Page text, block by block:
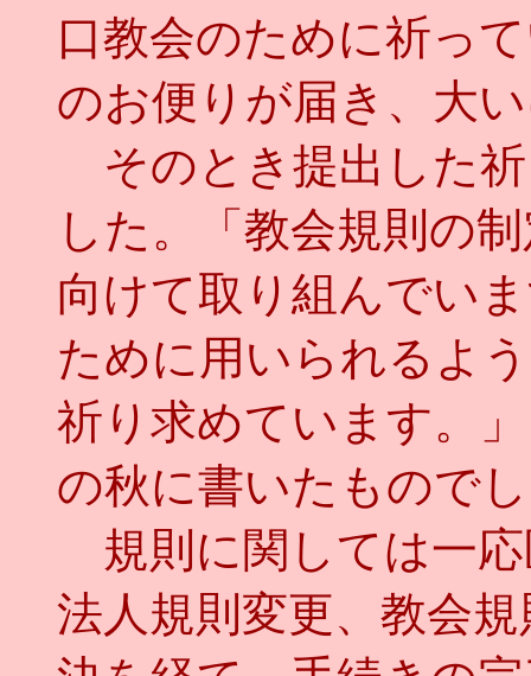
口教会のために祈っ
のお便りが届き、大
そのとき提出した
した。「教会規則の
向けて取り組んでい
ために用いられるよ
祈り求めています。
の秋に書いたもので
規則に関しては一
法人規則変更、教会